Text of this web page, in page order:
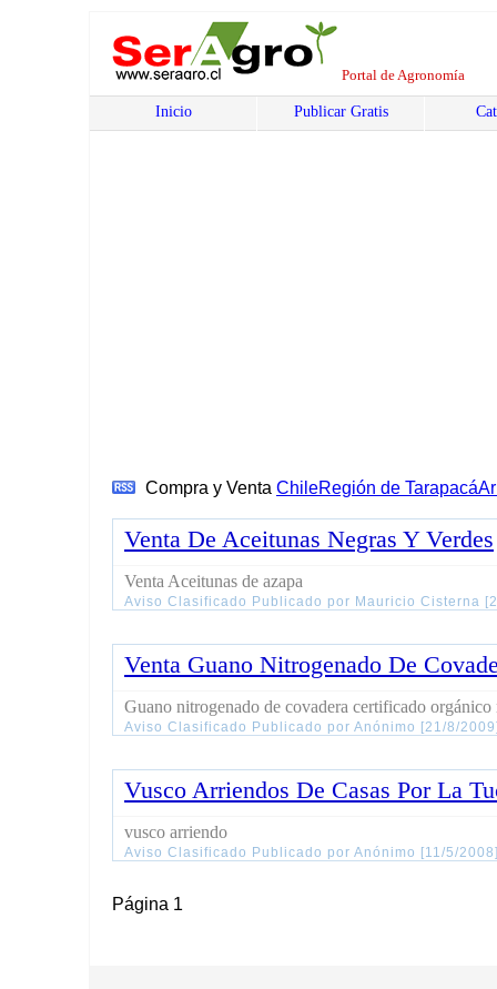
Portal de Agronomía
Inicio Publicar Gratis
Compra y Venta ChileRegión de Tarapacá
Venta De Aceitunas Negras Y Verdes
Venta Aceitunas de azapa
Aviso Clasificado Publicado por Mauricio Cisterna
Venta Guano Nitrogenado De
Guano nitrogenado de covadera certificado
Aviso Clasificado Publicado por Anónimo [21/8/
Vusco Arriendos De Casas Por La
vusco arriendo
Aviso Clasificado Publicado por Anónimo [11/5/
Página 1